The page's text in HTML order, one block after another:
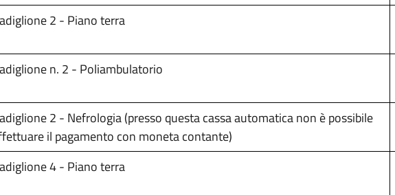
2 - Piano terra
n. 2 - Poliambulatorio
2 - Nefrologia (presso questa cassa automatica non è possibile
il pagamento con moneta contante)
4 - Piano terra